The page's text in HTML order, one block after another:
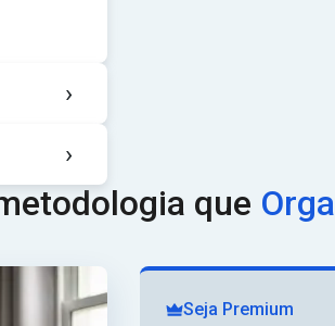
›
›
que
Seja Premium